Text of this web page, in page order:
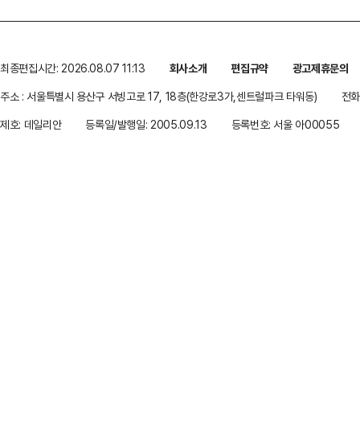
최종편집시간: 2026.08.07 11:13 회사소개 편집규약
광고제휴문의
주소 : 서울특별시 용산구 서빙고로 17, 18층(한강로3가,센트럴파크 타워동)
전
제호: 데일리안
등록일/발행일: 2005.09.13 등록번호: 서울 아00055